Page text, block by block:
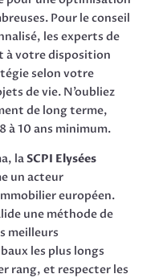
Pour le conseil
les experts de
à votre disposition
selon votre
de vie. N’oubliez
de long terme,
à 10 ans minimum.
laSCPI Elysées
un acteur
européen.
une méthode de
meilleurs
les plus longs
rang, et respecter les